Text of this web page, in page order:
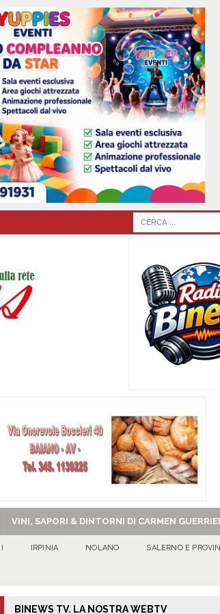
VINI, SAPORI & DINTORNI DI CARMEN
IRPINIA NOLANO SALERNO E
BINEWS TV. LA NOSTRA WEBTV